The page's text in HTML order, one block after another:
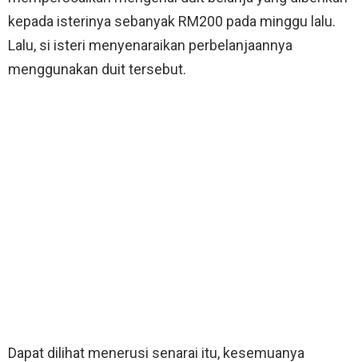
kepada isterinya sebanyak RM200 pada minggu lalu.
Lalu, si isteri menyenaraikan perbelanjaannya
menggunakan duit tersebut.
Dapat dilihat menerusi senarai itu, kesemuanya